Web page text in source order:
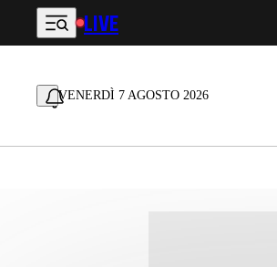
Vai al contenuto principale
LIVE
VENERDÌ 7 AGOSTO 2026